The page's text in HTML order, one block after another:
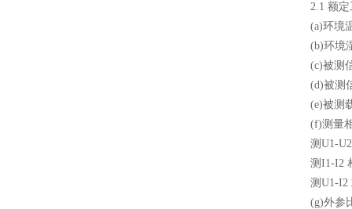
2.1 额
(a)环境
(b)环境
(c)被测
(d)被测
(e)被测
(f)测量
测U1-
测I1-I2
测U1-I2
(g)外参